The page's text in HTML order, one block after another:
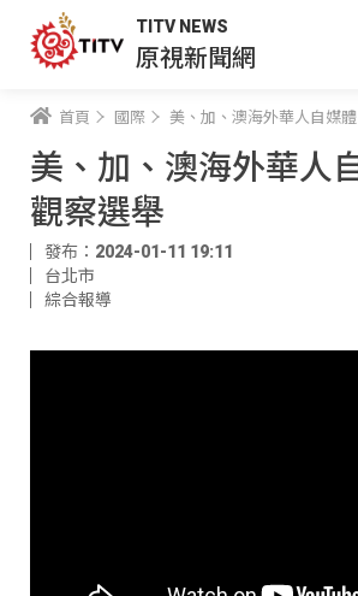
TITV NEWS
原視新聞網
首頁 國際 美、加、澳海外華人自媒
美、加、澳海外華人
觀察選舉
發布：2024-01-11 19:11
台北市
綜合報導